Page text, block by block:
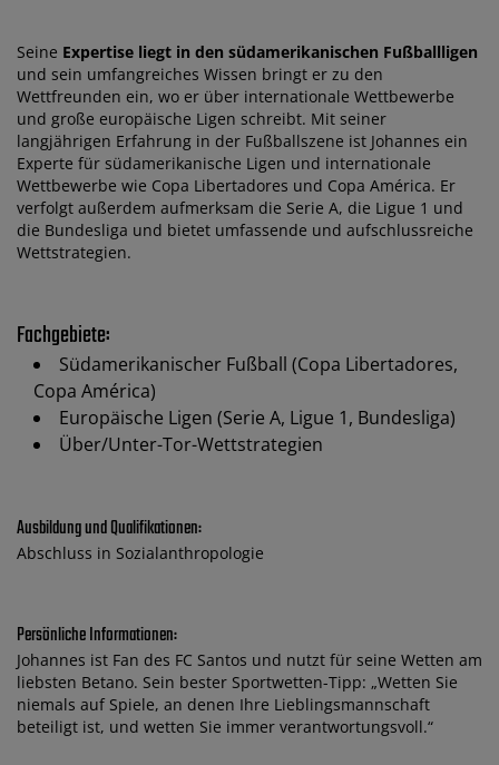
Seine Expertise liegt in den südamerikanischen Fußballligen
und sein umfangreiches Wissen bringt er zu den
Wettfreunden ein, wo er über internationale Wettbewerbe
und große europäische Ligen schreibt. Mit seiner
langjährigen Erfahrung in der Fußballszene ist Johannes ein
Experte für südamerikanische Ligen und internationale
Wettbewerbe wie Copa Libertadores und Copa América. Er
verfolgt außerdem aufmerksam die Serie A, die Ligue 1 und
die Bundesliga und bietet umfassende und aufschlussreiche
Wettstrategien.
Fachgebiete:
Südamerikanischer Fußball (Copa Libertadores,
Copa América)
Europäische Ligen (Serie A, Ligue 1, Bundesliga)
Über/Unter-Tor-Wettstrategien
Ausbildung und Qualifikationen:
Abschluss in Sozialanthropologie
Persönliche Informationen:
Johannes ist Fan des FC Santos und nutzt für seine Wetten am
liebsten Betano. Sein bester Sportwetten-Tipp: „Wetten Sie
niemals auf Spiele, an denen Ihre Lieblingsmannschaft
beteiligt ist, und wetten Sie immer verantwortungsvoll.“